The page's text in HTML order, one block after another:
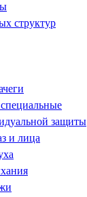
структур
защиты
и лица